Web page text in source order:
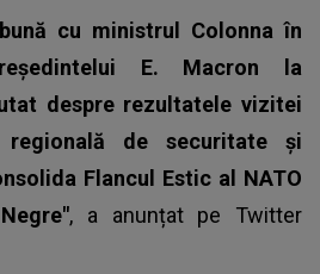
cu ministrul Colonna în
E. Macron la
despre rezultatele vizitei
de securitate și
Flancul Estic al NATO
, a anunțat pe Twitter